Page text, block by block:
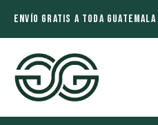
ENVÍO GRATIS A TODA GUATEMALA